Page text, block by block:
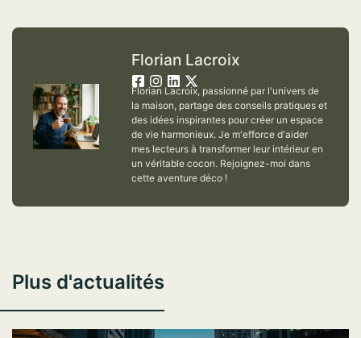
Florian Lacroix
Florian Lacroix, passionné par l'univers de
la maison, partage des conseils pratiques et
des idées inspirantes pour créer un espace
de vie harmonieux. Je m'efforce d'aider
mes lecteurs à transformer leur intérieur en
un véritable cocon. Rejoignez-moi dans
cette aventure déco !
Plus d'actualités